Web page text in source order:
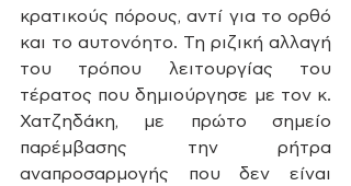
κρατικούς πόρους, αντί για το ορθό
και το αυτονόητο. Τη ριζική αλλαγή
του τρόπου λειτουργίας του
τέρατος που δημιούργησε με τον κ.
Χατζηδάκη, με πρώτο σημείο
παρέμβασης την ρήτρα
αναπροσαρμογής που δεν είναι